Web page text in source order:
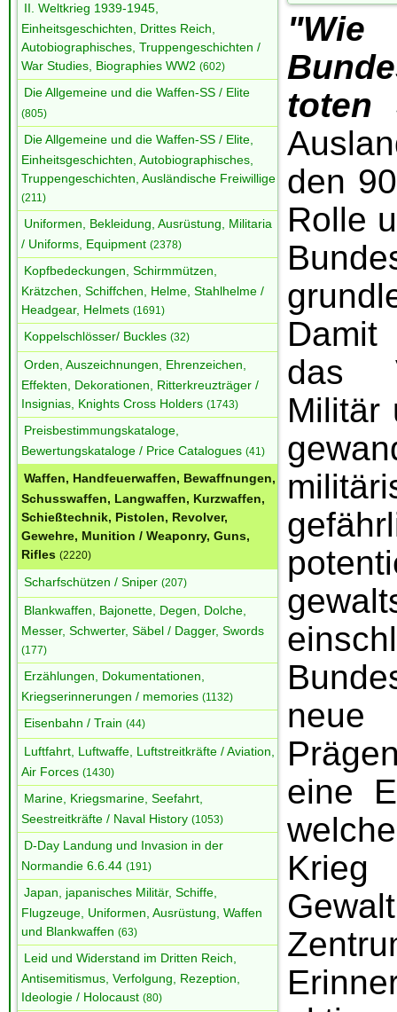
II. Weltkrieg 1939-1945,
Einheitsgeschichten, Drittes Reich,
Autobiographisches, Truppengeschichten /
War Studies, Biographies WW2 (602)
Die Allgemeine und die Waffen-SS / Elite
(805)
Die Allgemeine und die Waffen-SS / Elite,
Einheitsgeschichten, Autobiographisches,
Truppengeschichten, Ausländische Freiwillige
(211)
Uniformen, Bekleidung, Ausrüstung, Militaria
/ Uniforms, Equipment (2378)
Kopfbedeckungen, Schirmmützen,
Krätzchen, Schiffchen, Helme, Stahlhelme /
Headgear, Helmets (1691)
Koppelschlösser/ Buckles (32)
Orden, Auszeichnungen, Ehrenzeichen,
Effekten, Dekorationen, Ritterkreuzträger /
Insignias, Knights Cross Holders (1743)
Preisbestimmungskataloge,
Bewertungskataloge / Price Catalogues (41)
Waffen, Handfeuerwaffen, Bewaffnungen,
Schusswaffen, Langwaffen, Kurzwaffen,
Schießtechnik, Pistolen, Revolver,
Gewehre, Munition / Weaponry, Guns,
Rifles (2220)
Scharfschützen / Sniper (207)
Blankwaffen, Bajonette, Degen, Dolche,
Messer, Schwerter, Säbel / Dagger, Swords
(177)
Erzählungen, Dokumentationen,
Kriegserinnerungen / memories (1132)
Eisenbahn / Train (44)
Luftfahrt, Luftwaffe, Luftstreitkräfte / Aviation,
Air Forces (1430)
Marine, Kriegsmarine, Seefahrt,
Seestreitkräfte / Naval History (1053)
D-Day Landung und Invasion in der
Normandie 6.6.44 (191)
Japan, japanisches Militär, Schiffe,
Flugzeuge, Uniformen, Ausrüstung, Waffen
und Blankwaffen (63)
Leid und Widerstand im Dritten Reich,
Antisemitismus, Verfolgung, Rezeption,
Ideologie / Holocaust (80)
toten
den
Rolle
das
Militär
eine